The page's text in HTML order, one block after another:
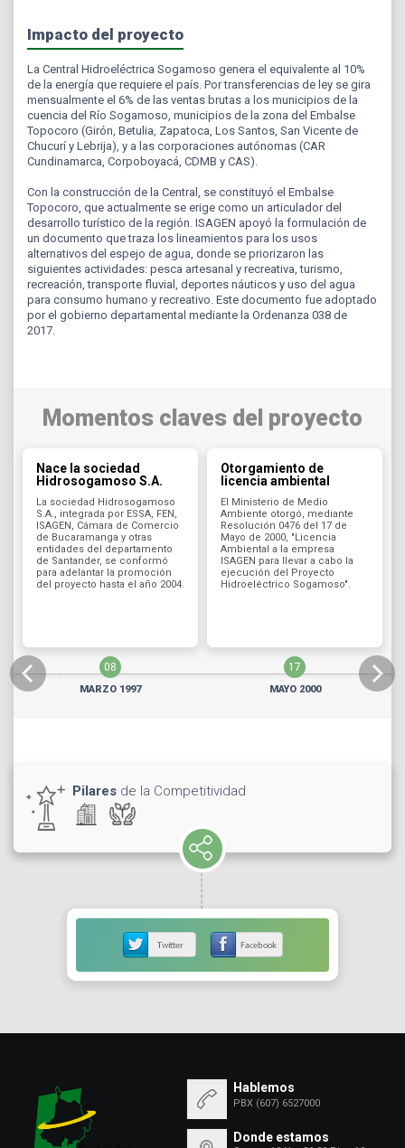
Impacto del proyecto
La Central Hidroeléctrica Sogamoso genera el equivalente al 10%
de la energía que requiere el país. Por transferencias de ley se gira
mensualmente el 6% de las ventas brutas a los municipios de la
cuencia del Río Sogamoso, municipios de la zona del Embalse
Topocoro (Girón, Betulia, Zapatoca, Los Santos, San Vicente de
Chucurí y Lebrija), y a las corporaciones autónomas (CAR
Cundinamarca, Corpoboyacá, CDMB y CAS).
Con la construcción de la Central, se constituyó el Embalse
Topocoro, que actualmente se erige como un articulador del
desarrollo turístico de la región. ISAGEN apoyó la formulación de
un documento que traza los lineamientos para los usos
alternativos del espejo de agua, donde se priorizaron las
siguientes actividades: pesca artesanal y recreativa, turismo,
recreación, transporte fluvial, deportes náuticos y uso del agua
para consumo humano y recreativo. Este documento fue adoptado
por el gobierno departamental mediante la Ordenanza 038 de
2017.
Momentos claves del proyecto
Nace la sociedad
Hidrosogamoso S.A.
La sociedad Hidrosogamoso
S.A., integrada por ESSA, FEN,
ISAGEN, Cámara de Comercio
de Bucaramanga y otras
entidades del departamento
de Santander, se conformó
para adelantar la promoción
del proyecto hasta el año 2004.
08
MARZO 1997
Otorgamiento de
licencia ambiental
El Ministerio de Medio
Ambiente otorgó, mediante
Resolución 0476 del 17 de
Mayo de 2000, "Licencia
Ambiental a la empresa
ISAGEN para llevar a cabo la
ejecución del Proyecto
Hidroeléctrico Sogamoso".
17
MAYO 2000
Pilares de la Competitividad
Hablemos
PBX (607) 6527000
Donde estamos